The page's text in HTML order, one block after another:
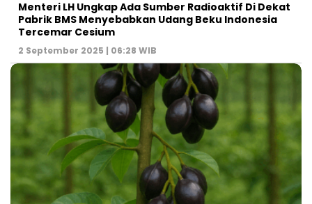
Menteri LH Ungkap Ada Sumber Radioaktif Di Dekat
Pabrik BMS Menyebabkan Udang Beku Indonesia
Tercemar Cesium
2 September 2025 | 06:28 WIB